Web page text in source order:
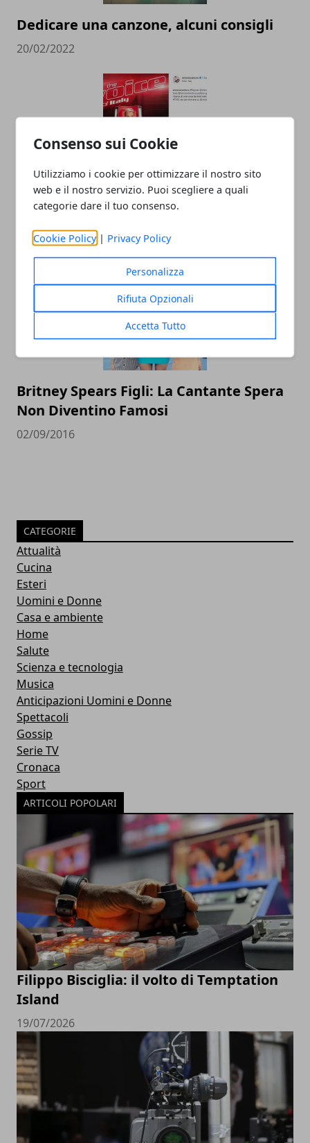
Consenso sui Cookie
Utilizziamo i cookie per ottimizzare il nostro sito
web e il nostro servizio. Puoi scegliere a quali
categorie dare il tuo consenso.
Cookie Policy | Privacy Policy
Personalizza
Rifiuta Opzionali
Accetta Tutto
Dedicare una canzone, alcuni consigli
20/02/2022
Simona Ventura The Voice of Italy, il
messaggio su Instagram
07/02/2019
Britney Spears Figli: La Cantante Spera
Non Diventino Famosi
02/09/2016
CATEGORIE
Attualità
Cucina
Esteri
Uomini e Donne
Casa e ambiente
Home
Salute
Scienza e tecnologia
Musica
Anticipazioni Uomini e Donne
Spettacoli
Gossip
Serie TV
Cronaca
Sport
ARTICOLI POPOLARI
Filippo Bisciglia: il volto di Temptation
Island
19/07/2026